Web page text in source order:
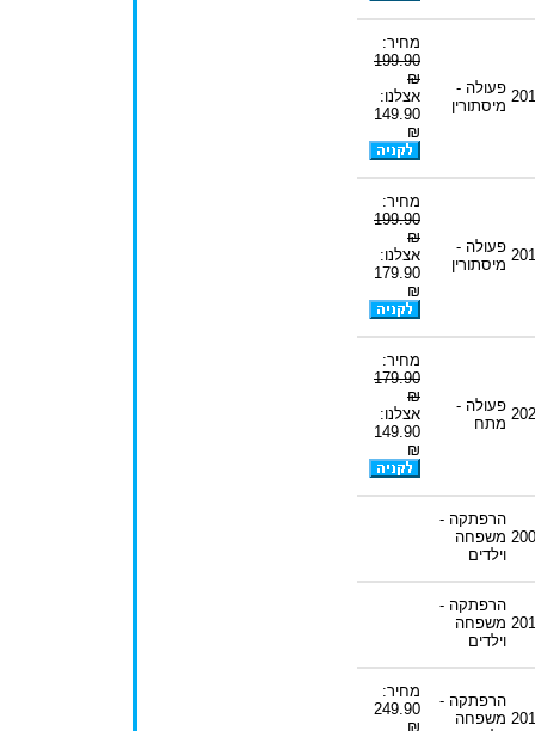
פעולה -
מיסתורין
מחיר:
199.90
₪
אצלנו:
149.90
₪
פעולה -
מיסתורין
מחיר:
199.90
₪
אצלנו:
179.90
₪
פעולה -
מתח
מחיר:
179.90
₪
אצלנו:
149.90
₪
הרפתקה -
משפחה
וילדים
הרפתקה -
משפחה
וילדים
הרפתקה -
משפחה
מחיר:
249.90
₪